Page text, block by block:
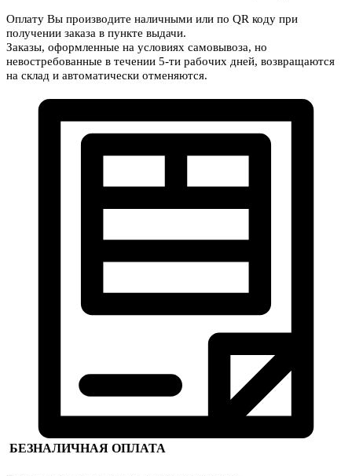
Оплату Вы производите наличными или по QR коду при
получении заказа в пункте выдачи.
Заказы, оформленные на условиях самовывоза, но
невостребованные в течении 5-ти рабочих дней, возвращаются
на склад и автоматически отменяются.
БЕЗНАЛИЧНАЯ ОПЛАТА